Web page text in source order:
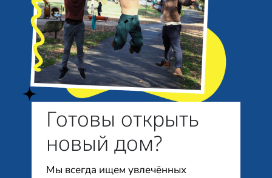
Готовы открыть
новый дом?
Мы всегда ищем увлечённых